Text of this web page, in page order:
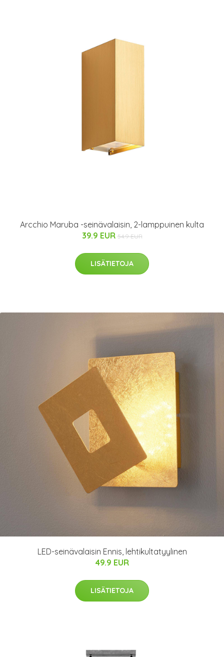
Arcchio Maruba -seinävalaisin, 2-lamppuinen kulta
39.9 EUR 54.9 EUR
LISÄTIETOJA
LED-seinävalaisin Ennis, lehtikultatyylinen
49.9 EUR
LISÄTIETOJA